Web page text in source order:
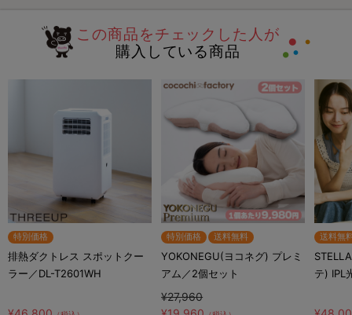
この商品をチェックした人が
購入している商品
特別価格
排熱ダクトレス スポットクー
ラー／DL-T2601WH
特別価格 送料無料
YOKONEGU(ヨコネグ) プレミ
アム／2個セット
¥27,960
送料無
テ) IPL